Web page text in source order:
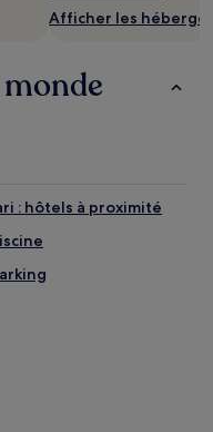
Afficher les
: hôtels à proximité